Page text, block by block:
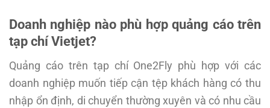
Doanh nghiệp nào phù hợp quảng cáo trên
tạp chí Vietjet?
Quảng cáo trên tạp chí One2Fly phù hợp với các
doanh nghiệp muốn tiếp cận tệp khách hàng có thu
nhập ổn định, di chuyển thường xuyên và có nhu cầu